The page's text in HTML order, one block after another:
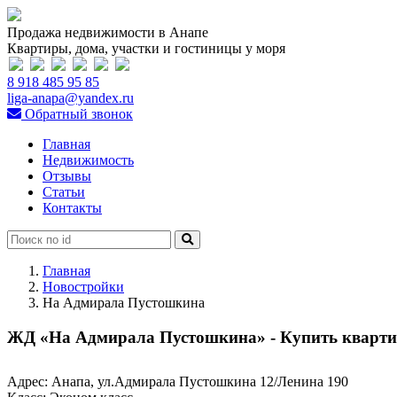
Продажа недвижимости в Анапе
Квартиры, дома, участки и гостиницы у моря
8 918 485 95 85
liga-anapa@yandex.ru
Обратный звонок
Главная
Недвижимость
Отзывы
Статьи
Контакты
Главная
Новостройки
На Адмирала Пустошкина
ЖД «На Адмирала Пустошкина» - Купить
Адрес: Анапа, ул.Адмирала Пустошкина 12/Ленина 190